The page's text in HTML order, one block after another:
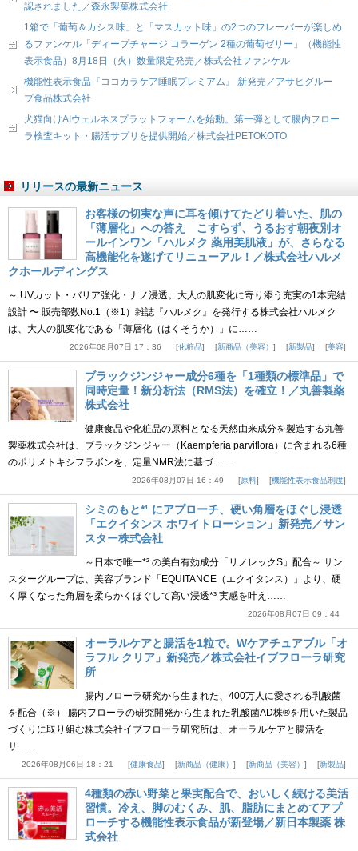
認されました／森永製菓株式会社
1箱で「葡萄＆カシス味」と「マスカット味」の2つのフレーバーが楽しめ
るファンケル「ディープチャージ コラーゲン 2種の葡萄ゼリー」（機能性
表示食品）8月18日（火）数量限定発売／株式会社ファンケル
機能性表示食品『ココカラケア睡眠プレミアム』 新発売／アサヒグルー
プ食品株式会社
犬猫向けAIウェルネスプラットフォームを始動。第一弾として腸内フロー
ラ検査キット・腸活サプリを提供開始／株式会社PETOKOTO
リリースの最新ニュース
お客様の切実な声に耳を傾けてたどり着いた、肌の
「薄層化」への答え こすらず、うるおす朝夜別オ
ールインワン「ハルメク 薬用美肌液」が、さらなる
高機能化を遂げてリニューアル！／株式会社ハルメ
クホールディングス
～ UVカット・バリア強化・ナノ浸透。大人の肌変化に寄り添う充実の1本完結
設計 〜 販売部数No.1（※1）雑誌『ハルメク』を発行する株式会社ハルメク
は、大人の肌変化である「薄層化（はくそうか）」に……
2026年08月07日 17：36 化粧品 新商品（美容） 新製品 美容
ブラックジンジャー成分6種を「1種類の標準品」で
同時定量！新分析法（RMS法）を確立！／丸善製薬
株式会社
健康食品や化粧品の原料となる天然由来成分を製造する丸善
製薬株式会社は、ブラックジンジャー（Kaempferia parviflora）に含まれる6種
のポリメトキシフラボンを、定量NMR法に基づ……
2026年08月07日 16：49 原料 機能性表示食品制度
シミのもと*¹ にアプローチ、硬い角層をほぐし浸透
「エクイタンス ホワイトローション」新発売／サン
スター株式会社
～日本で唯一*² の美白有効成分「リノレックS」配合～ サン
スターグループは、美容ブランド「EQUITANCE（エクイタンス）」より、硬
く厚くなった角層を柔らかくほぐして高い浸透*³ 実感を叶え……
2026年08月07日 09：44
オーラルケアと腸活を1粒で。Wケアチュアブル「オ
ラフル クリア」新発売／株式会社イブフローラ研究
所
腸内フローラ研究から生まれた、400万人に愛される乳酸菌
を配合（※） 腸内フローラの研究開発から生まれた乳酸菌AD株®を用いた製品
づくりに取り組む株式会社イブフローラ研究所は、オーラルケアと腸活を
サ……
2026年08月06日 18：21 健康食品 新商品（健康） 新商品（美容） 新製品
4種類の赤い野菜と果実配合で、おいしく続ける美活
習慣。冷え、脚のむくみ、肌、脂肪にまとめてアプ
ローチする機能性表示食品が新登場／新日本製薬 株
式会社